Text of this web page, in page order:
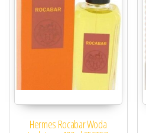
Hermes Rocabar Woda